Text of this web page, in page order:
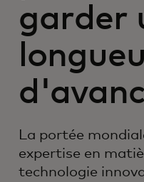
garder
La portée
expertise en
technologie